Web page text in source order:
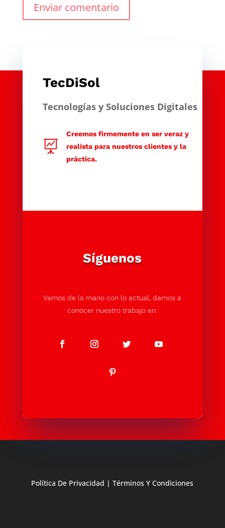
Enviar comentario
TecDiSol
Tecnologías y Soluciones Digitales

Creemos firmemente en ser veraz y
realista para nuestros clientes y la
práctica.
Síguenos
Vamos de la mano con lo actual, damos a
conocer nuestro trabajo en:
Política De Privacidad |Términos Y Condiciones